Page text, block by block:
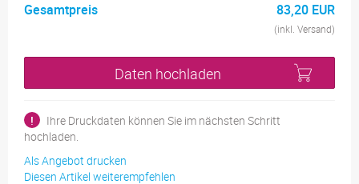
Gesamtpreis 83,20 EUR
(inkl. Versand)
Daten hochladen
!
Ihre Druckdaten können Sie im nächsten Schritt
hochladen.
Als Angebot drucken
Diesen Artikel weiterempfehlen